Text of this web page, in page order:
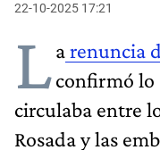
22-10-2025 17:21
Larenuncia
confirmó lo
circulaba entre
Rosada y las